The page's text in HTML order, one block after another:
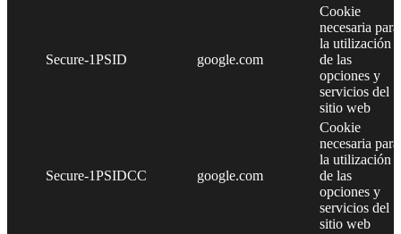
Secure-1PSID google.com
Cookie
necesaria para
la utilización
de las
opciones y
servicios del
sitio web
Secure-1PSIDCC google.com
Cookie
necesaria para
la utilización
de las
opciones y
servicios del
sitio web